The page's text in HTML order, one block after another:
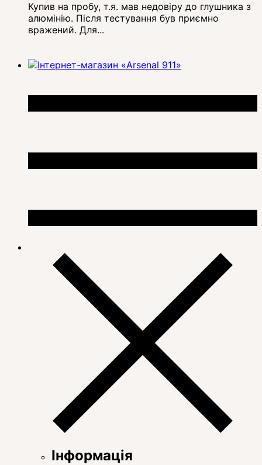
Купив на пробу, т.я. мав недовіру до глушника з
алюмінію. Після тестування був приємно
вражений. Для...
Інформація